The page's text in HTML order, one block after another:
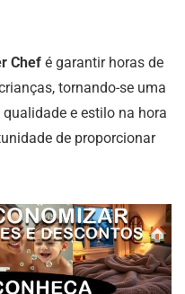
Chef é garantir horas de
tornando-se uma
e estilo na hora
de proporcionar